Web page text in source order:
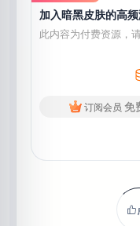
此内容为付费资源，
订阅会员 免